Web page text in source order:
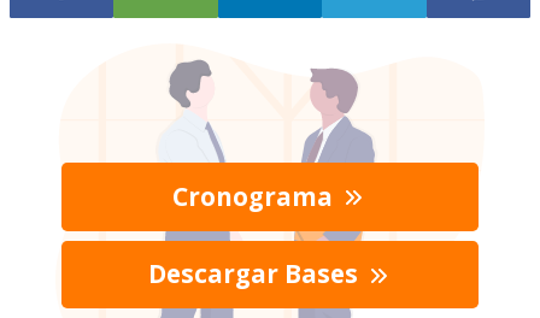
Cronograma
Descargar Bases